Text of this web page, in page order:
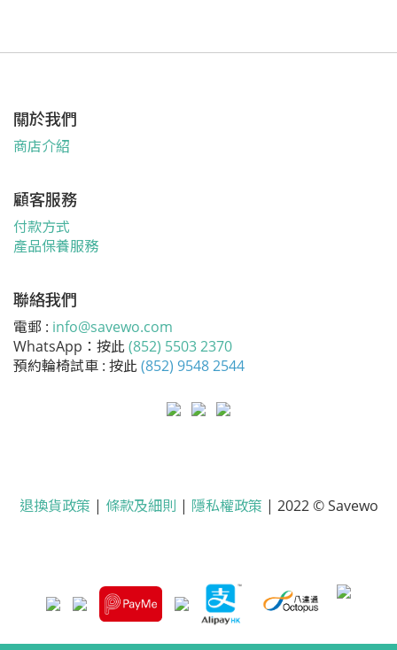
關於我們
商店介紹
顧客服務
付款方式
產品保養服務
聯絡我們
電郵 : info@savewo.com
WhatsApp：按此 (852) 5503 2370
預約輪椅試車 : 按此 (852) 9548 2544
退換貨政策 | 條款及細則 | 隱私權政策 | 2022 © Savewo